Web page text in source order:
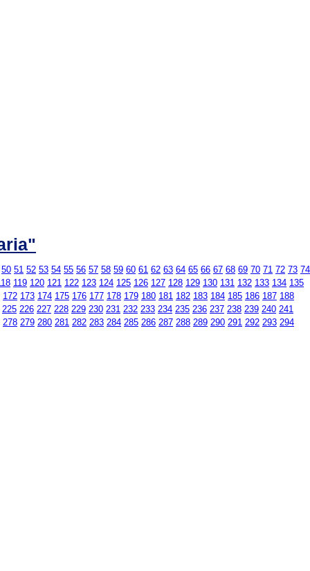
50 51 52 53 54 55 56 57 58 59 60 61 62 63 64 65 66 67 68 69 70 71 72 73 74
119 120 121 122 123 124 125 126 127 128 129 130 131 132 133 134 135
172 173 174 175 176 177 178 179 180 181 182 183 184 185 186 187 188
225 226 227 228 229 230 231 232 233 234 235 236 237 238 239 240 241
278 279 280 281 282 283 284 285 286 287 288 289 290 291 292 293 294